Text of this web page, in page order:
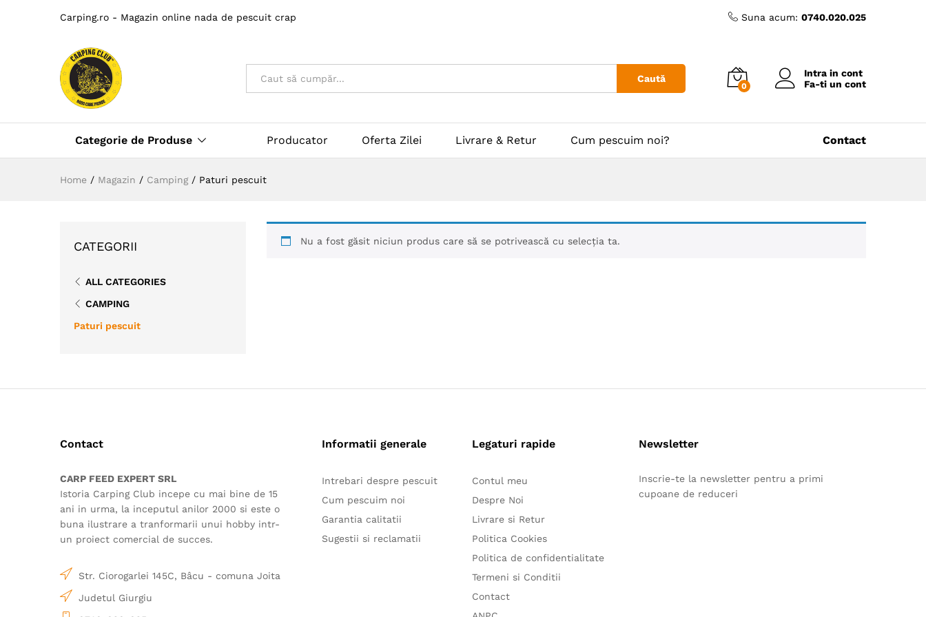
Carping.ro - Magazin online nada de pescuit crap Suna acum: 0740.020.025
Toate Caută
0
Intra in cont
Fa-ti un cont
Categorie de Produse Producator Oferta Zilei Livrare & Retur Cum pescuim noi? Contact
Home / Magazin / Camping / Paturi pescuit
Nu a fost găsit niciun produs care să se potrivească cu selecția ta.
CATEGORII
ALL CATEGORIES
CAMPING
Paturi pescuit
Contact
CARP FEED EXPERT SRL
Istoria Carping Club incepe cu mai bine de 15
ani in urma, la inceputul anilor 2000 si este o
buna ilustrare a tranformarii unui hobby intr-
un proiect comercial de succes.
Str. Ciorogarlei 145C, Bâcu - comuna Joita
Judetul Giurgiu
Informatii generale
Intrebari despre pescuit
Cum pescuim noi
Garantia calitatii
Sugestii si reclamatii
Legaturi rapide
Contul meu
Despre Noi
Livrare si Retur
Politica Cookies
Politica de confidentialitate
Termeni si Conditii
Contact
Newsletter
Inscrie-te la newsletter pentru a primi
cupoane de reduceri